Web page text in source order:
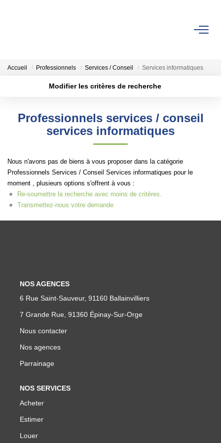
Faire Gérer
Conciergerie
Espace Client
NOS AGENCES
CONTACT
Accueil Professionnels Services / Conseil Services informatiques
Modifier les critères de recherche
Type de bien
Budget max Plus de critères
Professionnels services / conseil
services informatiques
Nous n'avons pas de biens à vous proposer dans la catégorie
Professionnels Services / Conseil Services informatiques pour le
moment , plusieurs options s'offrent à vous :
Re-soumettre la recherche avec moins de critères.
Transmettez-nous votre demande
NOS AGENCES
6 Rue Saint-Sauveur, 91160 Ballainvilliers
7 Grande Rue, 91360 Épinay-Sur-Orge
Nous contacter
Nos agences
Parrainage
NOS SERVICES
Acheter
Estimer
Louer